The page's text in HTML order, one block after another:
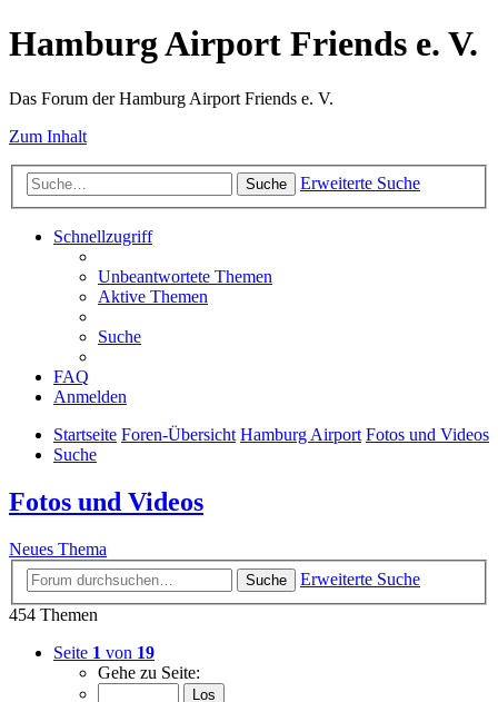
Hamburg Airport Friends e. V.
Das Forum der Hamburg Airport Friends e. V.
Zum Inhalt
Suche Erweiterte Suche
Schnellzugriff
Unbeantwortete Themen
Aktive Themen
Suche
FAQ
Anmelden
Startseite Foren-Übersicht Hamburg Airport Fotos und Videos
Suche
Fotos und Videos
Neues Thema
Suche
Erweiterte Suche
454 Themen
Seite 1 von 19
Gehe zu Seite: